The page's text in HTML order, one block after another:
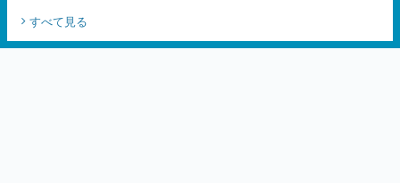
すべて見る